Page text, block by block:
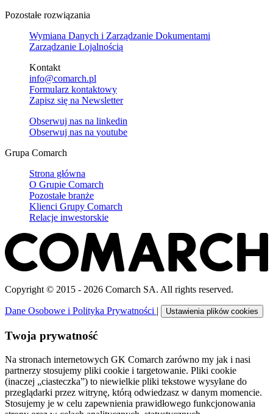
Pozostałe rozwiązania
Wymiana Danych i Zarządzanie Dokumentami
Zarządzanie Lojalnością
Kontakt
info@comarch.pl
Formularz kontaktowy
Zapisz się na Newsletter
Obserwuj nas na linkedin
Obserwuj nas na youtube
Grupa Comarch
Strona główna
O Grupie Comarch
Pozostałe branże
Klienci Grupy Comarch
Relacje inwestorskie
Copyright © 2015 - 2026 Comarch SA. All rights reserved.
Dane Osobowe i Polityka Prywatności | Ustawienia plików cookies
Twoja prywatność
Na stronach internetowych GK Comarch zarówno my jak i nasi
partnerzy stosujemy pliki cookie i targetowanie. Pliki cookie
(inaczej „ciasteczka”) to niewielkie pliki tekstowe wysyłane do
przeglądarki przez witrynę, którą odwiedzasz w danym momencie.
Stosujemy je w celu zapewnienia prawidłowego funkcjonowania